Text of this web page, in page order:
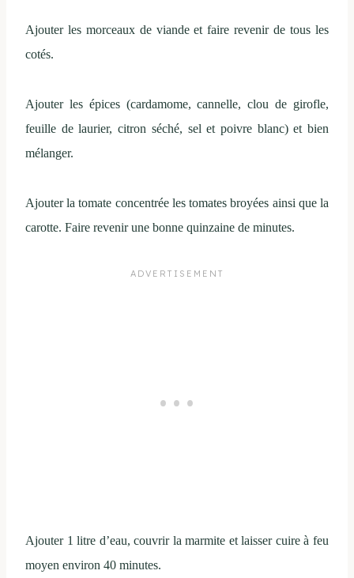
Ajouter les morceaux de viande et faire revenir de tous les
cotés.
Ajouter les épices (cardamome, cannelle, clou de girofle,
feuille de laurier, citron séché, sel et poivre blanc) et bien
mélanger.
Ajouter la tomate concentrée les tomates broyées ainsi que la
carotte. Faire revenir une bonne quinzaine de minutes.
Ajouter 1 litre d’eau, couvrir la marmite et laisser cuire à feu
moyen environ 40 minutes.